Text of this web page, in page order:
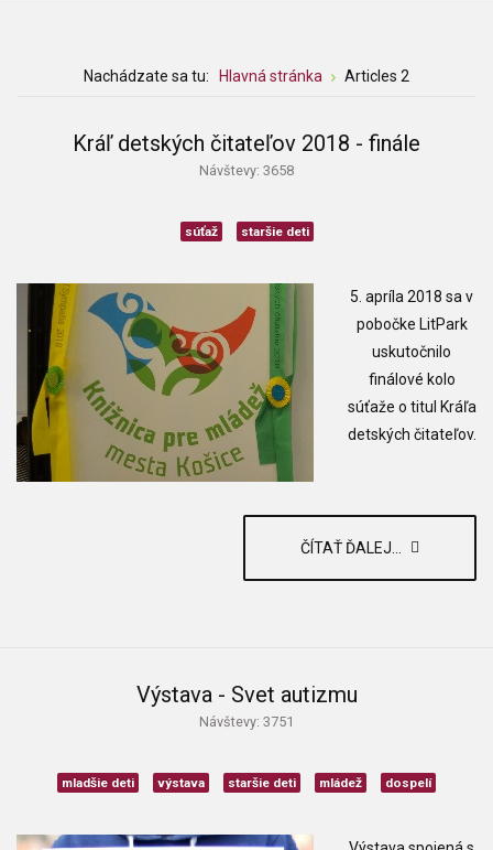
Nachádzate sa tu: Hlavná stránka Articles 2
Kráľ detských čitateľov 2018 - finále
Návštevy: 3658
súťaž staršie deti
5. apríla 2018 sa v
pobočke LitPark
uskutočnilo
finálové kolo
súťaže o titul Kráľa
detských čitateľov.
ČÍTAŤ ĎALEJ...
Výstava - Svet autizmu
Návštevy: 3751
mladšie deti výstava staršie deti mládež dospelí